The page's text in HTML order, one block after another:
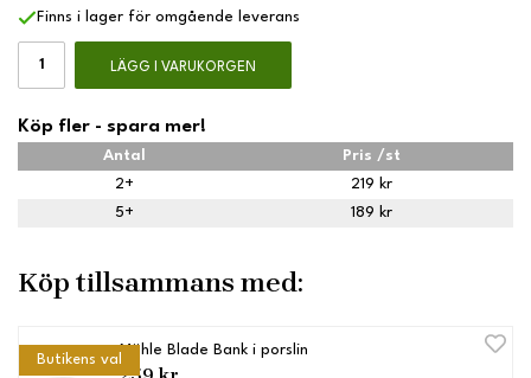
Finns i lager för omgående leverans
LÄGG I VARUKORGEN
Köp fler - spara mer!
Antal
Pris /st
2+
219 kr
5+
189 kr
Köp tillsammans med:
Butikens val
Mühle Blade Bank i porslin